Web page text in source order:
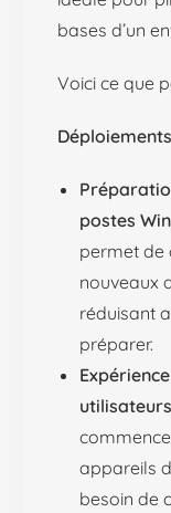
bases d’un
Voici ce que
postes
permet de
nouveaux
réduisant
préparer.
utilisateurs
appareils
besoin de